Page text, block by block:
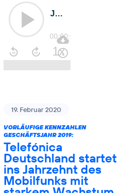
19. Februar 2020
VORLÄUFIGE KENNZAHLEN
GESCHÄFTSJAHR 2019:
Telefónica
Deutschland startet
ins Jahrzehnt des
Mobilfunks mit